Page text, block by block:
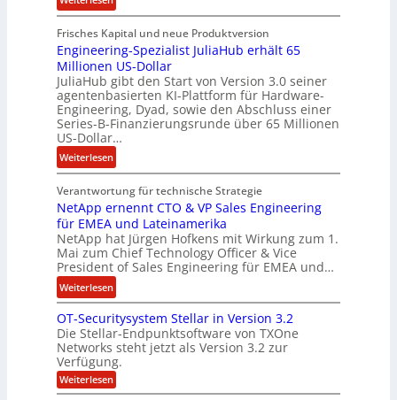
m
m
e
n
l
d
z
a
h
l
e
i
s
e
i
n
e
L
ö
s
u
n
g
R
y
a
n
C
o
u
s
o
r
d
F
n
a
n
z
c
h
Frisches Kapital und neue Produktversion
Engineering-Spezialist JuliaHub erhält 65
Millionen US-Dollar
JuliaHub gibt den Start von Version 3.0 seiner
agentenbasierten KI-Plattform für Hardware-
Engineering, Dyad, sowie den Abschluss einer
Series-B-Finanzierungsrunde über 65 Millionen
US-Dollar…
Weiterlesen:
E
n
g
n
e
e
r
i
n
g
-
S
p
Verantwortung für technische Strategie
NetApp ernennt CTO & VP Sales Engineering
für EMEA und Lateinamerika
NetApp hat Jürgen Hofkens mit Wirkung zum 1.
Mai zum Chief Technology Officer & Vice
President of Sales Engineering für EMEA und…
Weiterlesen:
N
e
t
A
p
p
OT-Securitysystem Stellar in Version 3.2
Die Stellar-Endpunktsoftware von TXOne
Networks steht jetzt als Version 3.2 zur
Verfügung.
Weiterlesen:
O